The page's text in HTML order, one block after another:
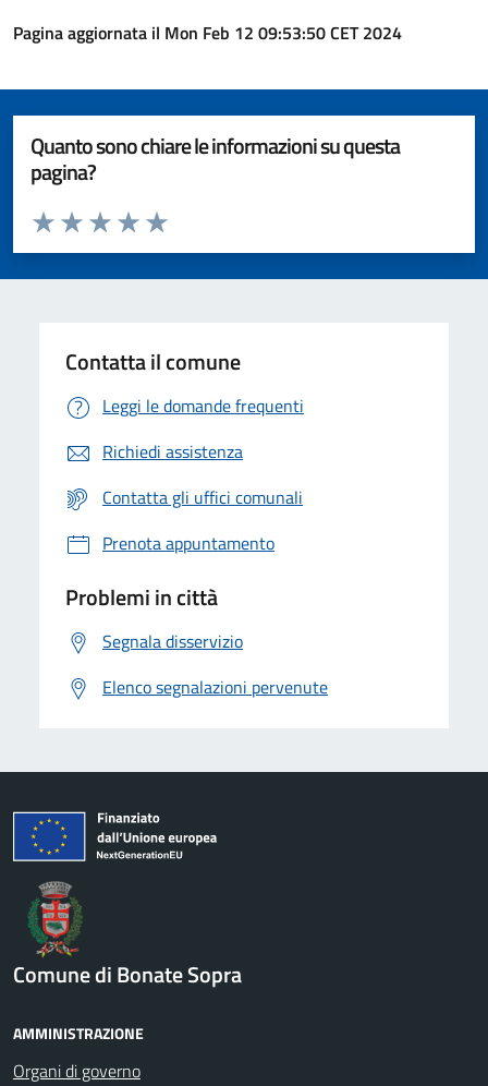
Pagina aggiornata il Mon Feb 12 09:53:50 CET 2024
Quanto sono chiare le informazioni su questa
pagina?
Valuta da 1 a 5 stelle la pagina
Valuta 5 stelle su 5
Valuta 4 stelle su 5
Valuta 3 stelle su 5
Valuta 2 stelle su 5
Valuta 1 stelle su 5
Contatta il comune
Leggi le domande frequenti
Richiedi assistenza
Contatta gli uffici comunali
Prenota appuntamento
Problemi in città
Segnala disservizio
Elenco segnalazioni pervenute
Comune di Bonate Sopra
AMMINISTRAZIONE
Organi di governo